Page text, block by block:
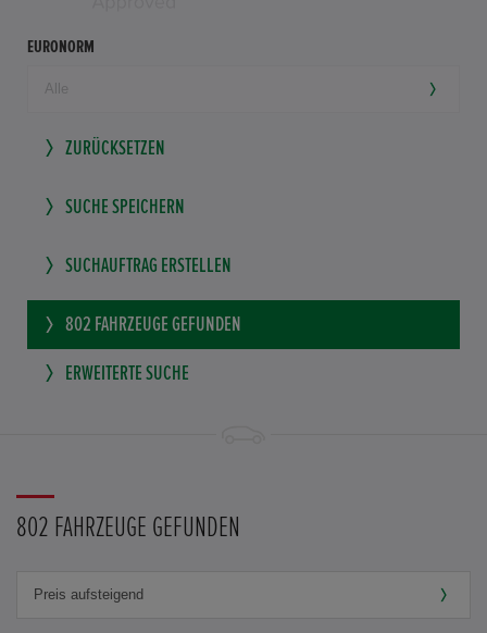
EURONORM
ZURÜCKSETZEN
SUCHE SPEICHERN
SUCHAUFTRAG ERSTELLEN
802 FAHRZEUGE GEFUNDEN
ERWEITERTE SUCHE
802 FAHRZEUGE GEFUNDEN